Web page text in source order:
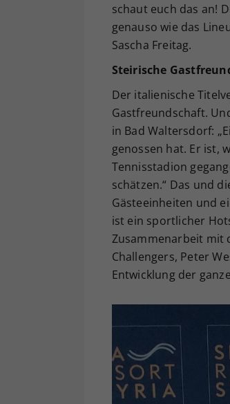
schaut euch das an!
genauso wie das
Sascha Freitag.
Steirische
Der italienische
Gastfreundschaft.
in Bad Waltersdorf:
genossen hat. Er ist,
Tennisstadion
schätzen.“ Das und
Gästeeinheiten und
ist ein sportlicher
Zusammenarbeit mit
Challengers, Peter
Entwicklung der